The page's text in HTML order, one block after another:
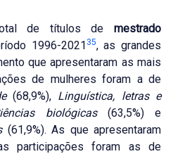
de títulos de mestrado
1996-2021 35, as grandes
que apresentaram as mais
de mulheres foram a de
(68,9%), Linguística, letras e
biológicas(63,5%) e
(61,9%). As que apresentaram
participações foram as de